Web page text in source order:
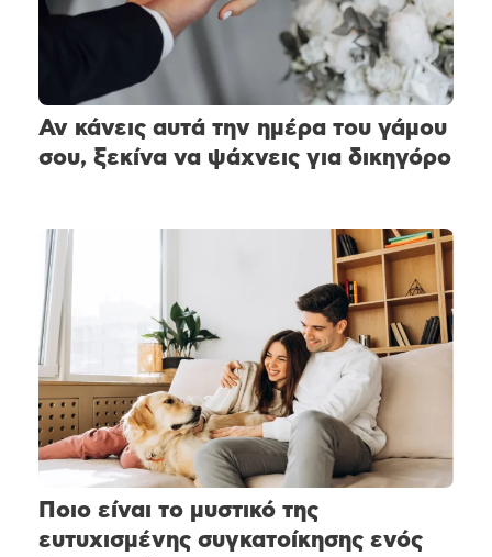
Αν κάνεις αυτά την ημέρα του γάμου
σου, ξεκίνα να ψάχνεις για δικηγόρο
Ποιο είναι το μυστικό της
ευτυχισμένης συγκατοίκησης ενός